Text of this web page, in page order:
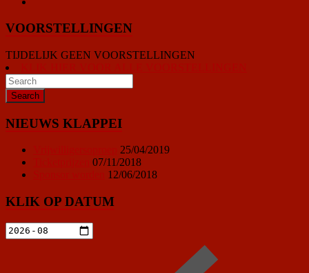
VOORSTELLINGEN
TIJDELIJK GEEN VOORSTELLINGEN
NIEUWS KLAPPEI
25/04/2019
07/11/2018
12/06/2018
KLIK OP DATUM